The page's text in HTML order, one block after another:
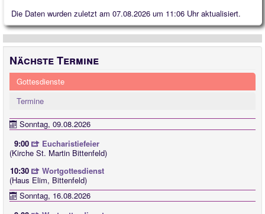
Die Daten wurden zuletzt am 07.08.2026 um 11:06 Uhr aktualisiert.
Nächste Termine
Gottesdienste
Termine
Sonntag, 09.08.2026
9:00
Eucharistiefeier
(Kirche St. Martin Bittenfeld)
10:30
Wortgottesdienst
(Haus Elim, Bittenfeld)
Sonntag, 16.08.2026